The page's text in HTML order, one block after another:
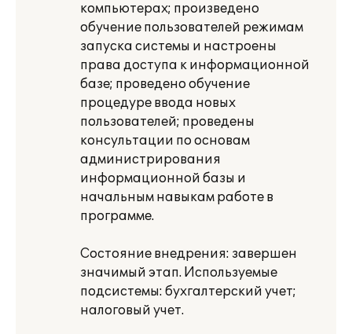
компьютерах; произведено
обучение пользователей режимам
запуска системы и настроены
права доступа к информационной
базе; проведено обучение
процедуре ввода новых
пользователей; проведены
консультации по основам
администрирования
информационной базы и
начальным навыкам работе в
программе.
Состояние внедрения: завершен
значимый этап. Используемые
подсистемы: бухгалтерский учет;
налоговый учет.